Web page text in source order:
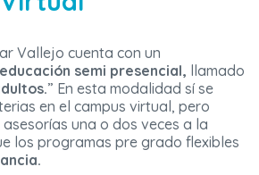
Vallejo cuenta con un
semi presencial, llamado
” En esta modalidad sí se
en el campus virtual, pero
una o dos veces a la
los programas pre grado flexibles